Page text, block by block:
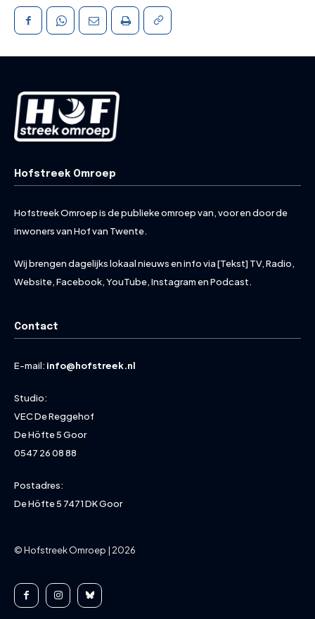
Hofstreek Omroep
Hofstreek Omroep is de publieke omroep van, voor en door de
inwoners van Hof van Twente.
Wij brengen dagelijks lokaal nieuws en info via [Tekst] TV, Radio,
Website, Facebook, YouTube, Instagram en Podcast.
Contact
E-mail: info@hofstreek.nl
Studio:
VEC De Reggehof
De Höfte 5 Goor
0547 26 08 88
Postadres:
De Höfte 5 7471 DK Goor
© Hofstreek Omroep | 2026